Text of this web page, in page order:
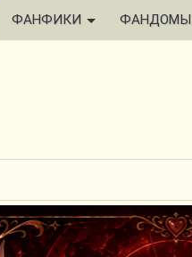
ФАНФИКИ ФАНДОМЫ